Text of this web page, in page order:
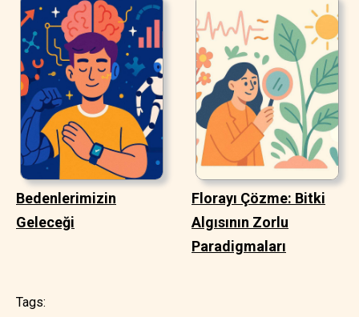
Bedenlerimizin
Geleceği
Florayı Çözme: Bitki
Algısının Zorlu
Paradigmaları
Tags: